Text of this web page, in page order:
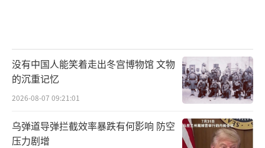
没有中国人能笑着走出冬宫博物馆 文物
的沉重记忆
2026-08-07 09:21:01
乌弹道导弹拦截效率暴跌有何影响 防空
压力剧增